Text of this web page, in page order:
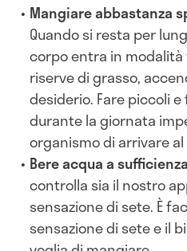
Mangiare abbastanza
Quando si resta per
corpo entra in
riserve di grasso,
desiderio. Fare piccoli
durante la giornata
organismo di arrivare
Bere acqua a
controlla sia il nostro
sensazione di sete. È
sensazione di sete e il